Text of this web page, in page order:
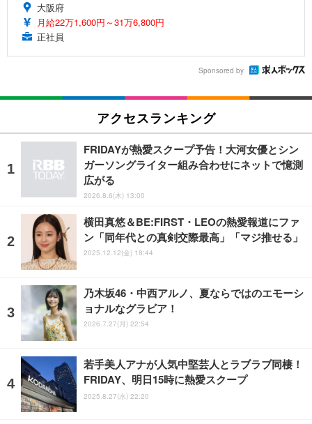
大阪府
月給22万1,600円～31万6,800円
正社員
Sponsored by
アクセスランキング
FRIDAYが熱愛スクープ予告！大河女優とシン
ガーソングライター組み合わせにネットで憶測
広がる
2026.8.6(木) 13:00
横田真悠＆BE:FIRST・LEOの熱愛報道にファ
ン「同年代との真剣交際最高」「マジ推せる」
2025.12.12(金) 18:44
乃木坂46・中西アルノ、夏ならではのエモーシ
ョナルなグラビア！
2026.7.27(月) 22:54
若手美人アナが人気中堅芸人とラブラブ同棲！
FRIDAY、明日15時に熱愛スクープ
2025.8.27(水) 22:20